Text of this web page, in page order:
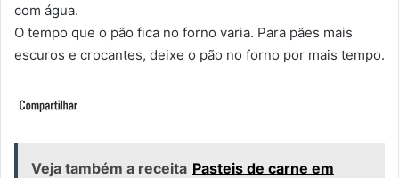
com água.
O tempo que o pão fica no forno varia. Para pães mais
escuros e crocantes, deixe o pão no forno por mais tempo.
Veja também a receita Pasteis de carne em